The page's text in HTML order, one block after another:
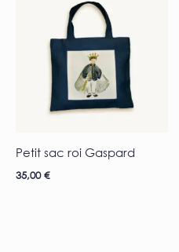
Petit sac roi Gaspard
35,00€